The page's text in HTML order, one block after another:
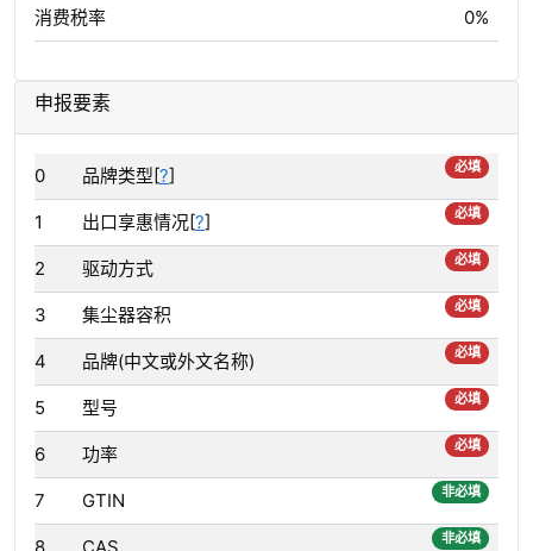
消费税率 0%
申报要素
0 品牌类型[?] 必填
1 出口享惠情况[?] 必填
2 驱动方式 必填
3 集尘器容积 必填
4 品牌(中文或外文名称) 必填
5 型号 必填
6 功率 必填
7 GTIN 非必填
非必填